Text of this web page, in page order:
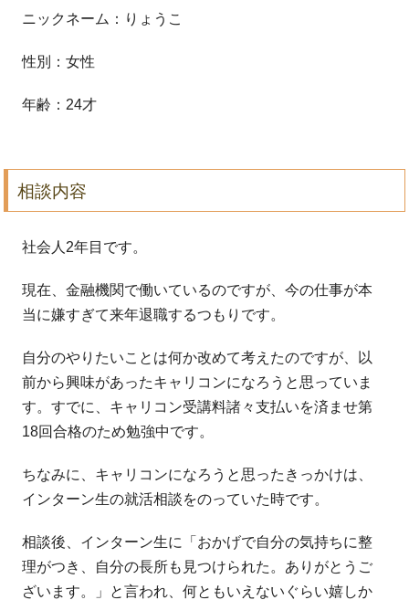
ニックネーム：りょうこ
性別：女性
年齢：24才
相談内容
社会人2年目です。
現在、金融機関で働いているのですが、今の仕事が本
当に嫌すぎて来年退職するつもりです。
自分のやりたいことは何か改めて考えたのですが、以
前から興味があったキャリコンになろうと思っていま
す。すでに、キャリコン受講料諸々支払いを済ませ第
18回合格のため勉強中です。
ちなみに、キャリコンになろうと思ったきっかけは、
インターン生の就活相談をのっていた時です。
相談後、インターン生に「 おかげで自分の気持ちに整
理がつき、自分の長所も見つけられた。 ありがとうご
ざいます。」と言われ、何ともいえないぐらい嬉しか